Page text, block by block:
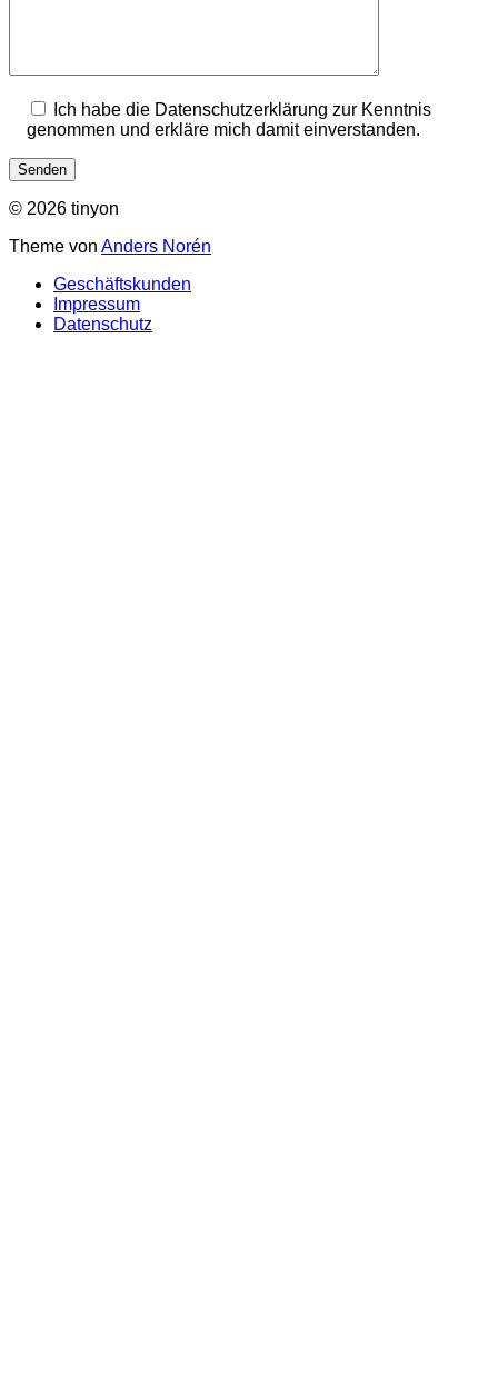
Ich habe die Datenschutzerklärung zur Kenntnis
genommen und erkläre mich damit einverstanden.
© 2026 tinyon
Theme von Anders Norén
Geschäftskunden
Impressum
Datenschutz